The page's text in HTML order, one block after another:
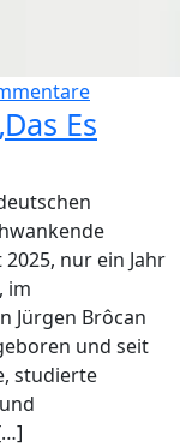
Es
nur ein Jahr
im
Jürgen Brôcan
und seit
studierte